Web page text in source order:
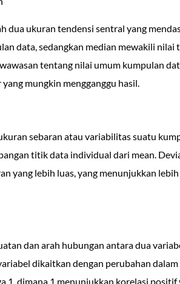
dua ukuran tendensi sentral yang
data, sedangkan median mewakili nilai
tentang nilai umum kumpulan
mungkin mengganggu hasil.
sebaran atau variabilitas suatu
titik data individual dari mean.
yang lebih luas, yang menunjukkan
dan arah hubungan antara dua
dikaitkan dengan perubahan
1, dimana 1 menunjukkan korelasi